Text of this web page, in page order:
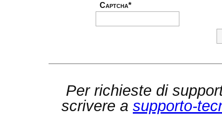
Captcha*
Per richieste di
scrivere a supporto-